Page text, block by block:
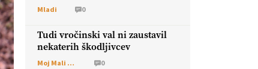
Mladi 0
Tudi vročinski val ni zaustavil
nekaterih škodljivcev
Moj Mali Svet 0